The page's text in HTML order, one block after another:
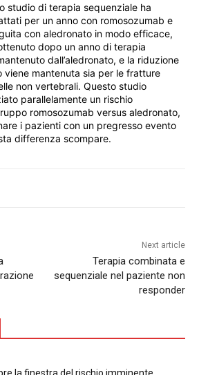
studio di terapia sequenziale ha
per un anno con romosozumab e
con aledronato in modo efficace,
dopo un anno di terapia
dall’aledronato, e la riduzione
mantenuta sia per le fratture
non vertebrali. Questo studio
parallelamente un rischio
romosozumab versus aledronato,
i pazienti con un pregresso evento
differenza scompare.
Next article
Terapia combinata e
sequenziale nel paziente non
responder